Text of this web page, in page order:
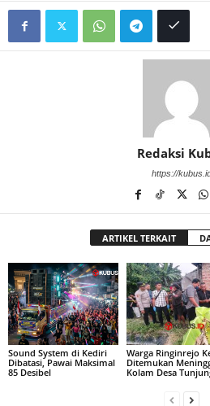
Redaksi
https://
ARTIKEL TERKAIT
Sound System di Kediri
Dibatasi, Pawai Maksimal
85 Desibel
Warga Ringinrejo
Ditemukan
Kolam Desa